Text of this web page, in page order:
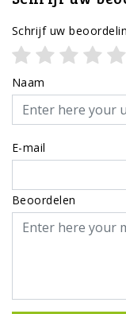
Schrijf uw
Naam
E-mail
Beoordelen